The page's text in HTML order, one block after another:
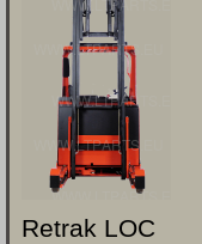
Retrak LOC